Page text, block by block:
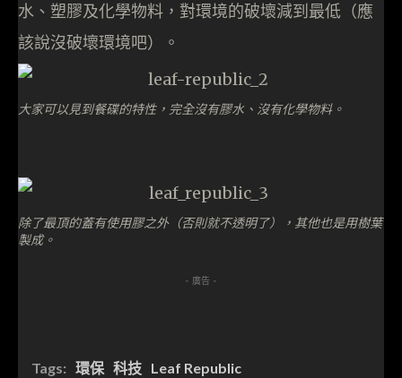
水、塑膠及化學物料，對環境的破壞減到最低（應
該說沒破壞環境吧）。
大家可以見到餐碟的特性，完全沒有膠水、沒有化學物料。
除了最頂的蓋有使用膠之外（否則就不透明了），其他也是用樹葉
製成。
- 廣告 -
Tags: 環保 科技 Leaf Republic